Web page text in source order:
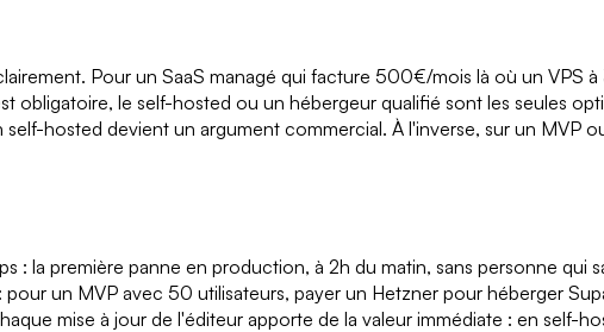
Pour un SaaS managé qui facture 500€/mois là où un VPS
obligatoire, le self-hosted ou un hébergeur qualifié sont les seules
hosted devient un argument commercial. À l'inverse, sur un MVP
la première panne en production, à 2h du matin, sans personne qui
un MVP avec 50 utilisateurs, payer un Hetzner pour héberger
mise à jour de l'éditeur apporte de la valeur immédiate : en self-